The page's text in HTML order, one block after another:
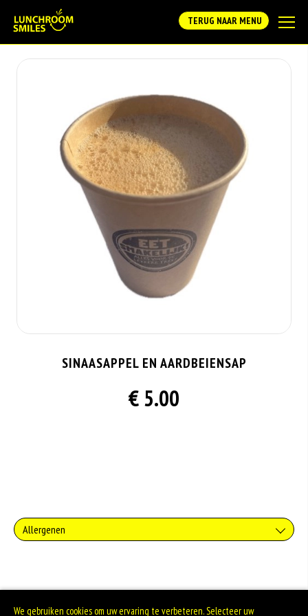
TERUG NAAR MENU
SINAASAPPEL EN AARDBEIENSAP
€ 5.00
Allergenen
We gebruiken cookies om uw ervaring te verbeteren. Selecteer uw